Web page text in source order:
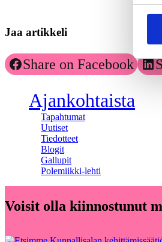
Jaa artikkeli
Share on Facebook
Ajankohtaista
Tapahtumat
Uutiset
Tiedotteet
Blogit
Gallupit
Polemiikki-lehti
Voisit olla kiinnostunut